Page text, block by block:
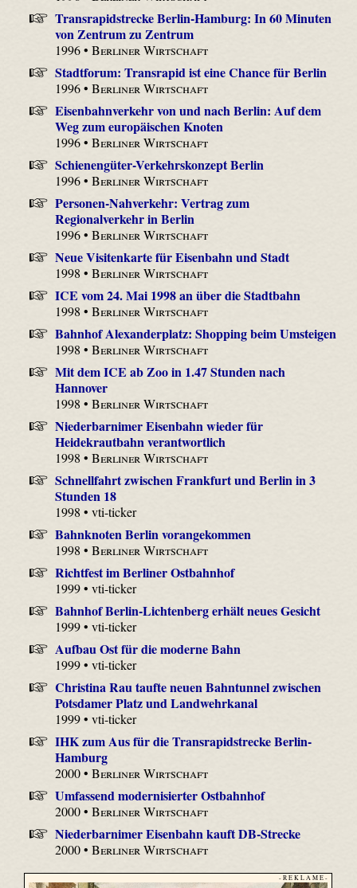
Transrapidstrecke Berlin-Hamburg: In 60 Minuten
von Zentrum zu Zentrum
1996 •Berliner Wirtschaft
Stadtforum: Transrapid ist eine Chance für Berlin
1996 •Berliner Wirtschaft
Eisenbahnverkehr von und nach Berlin: Auf dem
Weg zum europäischen Knoten
1996 •Berliner Wirtschaft
Schienengüter-Verkehrskonzept Berlin
1996 •Berliner Wirtschaft
Personen-Nahverkehr: Vertrag zum
Regionalverkehr in Berlin
1996 •Berliner Wirtschaft
Neue Visitenkarte für Eisenbahn und Stadt
1998 •Berliner Wirtschaft
ICE vom 24. Mai 1998 an über die Stadtbahn
1998 •Berliner Wirtschaft
Bahnhof Alexanderplatz: Shopping beim Umsteigen
1998 •Berliner Wirtschaft
Mit dem ICE ab Zoo in 1.47 Stunden nach
Hannover
1998 •Berliner Wirtschaft
Niederbarnimer Eisenbahn wieder für
Heidekrautbahn verantwortlich
1998 •Berliner Wirtschaft
Schnellfahrt zwischen Frankfurt und Berlin in 3
Stunden 18
1998 • vti-ticker
Bahnknoten Berlin vorangekommen
1998 •Berliner Wirtschaft
Richtfest im Berliner Ostbahnhof
1999 • vti-ticker
Bahnhof Berlin-Lichtenberg erhält neues Gesicht
1999 • vti-ticker
Aufbau Ost für die moderne Bahn
1999 • vti-ticker
Christina Rau taufte neuen Bahntunnel zwischen
Potsdamer Platz und Landwehrkanal
1999 • vti-ticker
IHK zum Aus für die Transrapidstrecke Berlin-
Hamburg
2000 •Berliner Wirtschaft
Umfassend modernisierter Ostbahnhof
2000 •Berliner Wirtschaft
Niederbarnimer Eisenbahn kauft DB-Strecke
2000 •Berliner Wirtschaft
- R E K L A M E -